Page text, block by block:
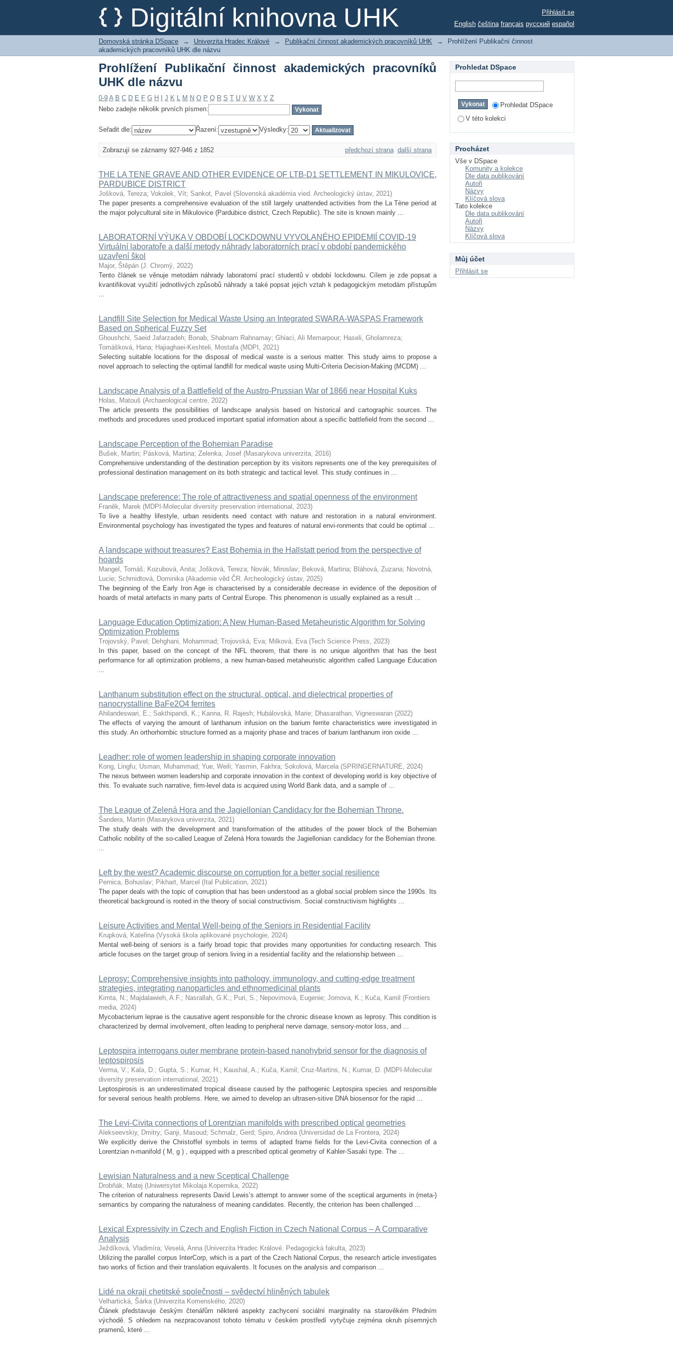
Digitální knihovna UHK
Prohlížení Publikační činnost akademických pracovníků UHK dle názvu
Přihlásit se
English čeština français русский español
Domovská stránka DSpace → Univerzita Hradec Králové → Publikační činnost akademických pracovníků UHK →
Prohlížení Publikační činnost
akademických pracovníků UHK dle názvu
Prohlížení Publikační činnost akademických pracovníků
UHK dle názvu
0-9 A B C D E F G H J K L M N O P Q R S T U V W X Y Z
Nebo zadejte několik prvních písmen:
Seřadit dle: Řazení: Výsledky:
Zobrazují se záznamy 927-946 z 1852 předchozí strana další strana
THE LA TENE GRAVE AND OTHER EVIDENCE OF LTB-D1 SETTLEMENT IN MIKULOVICE,
PARDUBICE DISTRICT
Jošková, Tereza; Vokolek, Vít; Sankot, Pavel (Slovenská akadémia vied. Archeologický ústav, 2021)
The paper presents a comprehensive evaluation of the still largely unattended activities from the La Tène period at
the major polycultural site in Mikulovice (Pardubice district, Czech Republic). The site is known mainly ...
LABORATORNÍ VÝUKA V OBDOBÍ LOCKDOWNU VYVOLANÉHO EPIDEMIÍ COVID-19
Virtuální laboratoře a další metody náhrady laboratorních prací v období pandemického
uzavření škol
Major, Štěpán (J. Chromý, 2022)
Tento článek se věnuje metodám náhrady laboratorní prací studentů v období lockdownu. Cílem je zde popsat a
kvantifikovat využití jednotlivých způsobů náhrady a také popsat jejich vztah k pedagogickým metodám přístupům
...
Landfill Site Selection for Medical Waste Using an Integrated SWARA-WASPAS Framework
Based on Spherical Fuzzy Set
Ghoushchi, Saeid Jafarzadeh; Bonab, Shabnam Rahnamay; Ghiaci, Ali Memarpour; Haseli, Gholamreza;
Tomášková, Hana; Hajiaghaei-Keshteli, Mostafa (MDPI , 2021)
Selecting suitable locations for the disposal of medical waste is a serious matter. This study aims to propose a
novel approach to selecting the optimal landfill for medical waste using Multi-Criteria Decision-Making (MCDM) ...
Landscape Analysis of a Battlefield of the Austro-Prussian War of 1866 near Hospital Kuks
Holas, Matouš (Archaeological centre, 2022)
The article presents the possibilities of landscape analysis based on historical and cartographic sources. The
methods and procedures used produced important spatial information about a specific battlefield from the second ...
Landscape Perception of the Bohemian Paradise
Bušek, Martin; Pásková, Martina; Zelenka, Josef (Masarykova univerzita, 2016)
Comprehensive understanding of the destination perception by its visitors represents one of the key prerequisites of
professional destination management on its both strategic and tactical level. This study continues in ...
Landscape preference: The role of attractiveness and spatial openness of the environment
Franěk, Marek (MDPI-Molecular diversity preservation international , 2023)
To live a healthy lifestyle, urban residents need contact with nature and restoration in a natural environment.
Environmental psychology has investigated the types and features of natural envi-ronments that could be optimal ...
A landscape without treasures? East Bohemia in the Hallstatt period from the perspective of
hoards
Mangel, Tomáš; Kozubová, Anita; Jošková, Tereza; Novák, Miroslav; Beková, Martina; Bláhová, Zuzana; Novotná,
Lucie; Schmidtová, Dominika (Akademie věd ČR. Archeologický ústav, 2025)
The beginning of the Early Iron Age is characterised by a considerable decrease in evidence of the deposition of
hoards of metal artefacts in many parts of Central Europe. This phenomenon is usually explained as a result ...
Language Education Optimization: A New Human-Based Metaheuristic Algorithm for Solving
Optimization Problems
Trojovský, Pavel ; Dehghani, Mohammad; Trojovská, Eva; Milková, Eva (Tech Science Press, 2023)
In this paper, based on the concept of the NFL theorem, that there is no unique algorithm that has the best
performance for all optimization problems, a new human-based metaheuristic algorithm called Language Education
...
Lanthanum substitution effect on the structural, optical, and dielectrical properties of
nanocrystalline BaFe2O4 ferrites
Ahilandeswari, E.; Sakthipandi, K.; Kanna, R. Rajesh; Hubálovská, Marie; Dhasarathan, Vigneswaran (2022)
The effects of varying the amount of lanthanum infusion on the barium ferrite characteristics were investigated in
this study. An orthorhombic structure formed as a majority phase and traces of barium lanthanum iron oxide ...
Leadher: role of women leadership in shaping corporate innovation
Kong, Lingfu; Usman, Muhammad; Yue, Weili; Yasmin, Fakhra; Sokolová, Marcela (SPRINGERNATURE, 2024)
The nexus between women leadership and corporate innovation in the context of developing world is key objective of
this. To evaluate such narrative, firm-level data is acquired using World Bank data, and a sample of ...
The League of Zelená Hora and the Jagiellonian Candidacy for the Bohemian Throne.
Šandera, Martin (Masarykova univerzita, 2021)
The study deals with the development and transformation of the attitudes of the power block of the Bohemian
Catholic nobility of the so-called League of Zelená Hora towards the Jagiellonian candidacy for the Bohemian throne.
...
Left by the west? Academic discourse on corruption for a better social resilience
Pernica, Bohuslav; Pikhart, Marcel ( Ital Publication, 2021)
The paper deals with the topic of corruption that has been understood as a global social problem since the 1990s. Its
theoretical background is rooted in the theory of social constructivism. Social constructivism highlights ...
Leisure Activities and Mental Well-being of the Seniors in Residential Facility
Krupková, Kateřina (Vysoká škola aplikované psychologie, 2024)
Mental well-being of seniors is a fairly broad topic that provides many opportunities for conducting research. This
article focuses on the target group of seniors living in a residential facility and the relationship between ...
Leprosy: Comprehensive insights into pathology, immunology, and cutting-edge treatment
strategies, integrating nanoparticles and ethnomedicinal plants
Kimta, N.; Majdalawieh, A.F.; Nasrallah, G.K.; Puri, S.; Nepovimová, Eugenie; Jomova, K.; Kuča, Kamil (Frontiers
media, 2024)
Mycobacterium leprae is the causative agent responsible for the chronic disease known as leprosy. This condition is
characterized by dermal involvement, often leading to peripheral nerve damage, sensory-motor loss, and ...
Leptospira interrogans outer membrane protein-based nanohybrid sensor for the diagnosis of
leptospirosis
Verma, V.; Kala, D.; Gupta, S.; Kumar, H.; Kaushal, A.; Kuča, Kamil ; Cruz-Martins, N.; Kumar, D. (MDPI-Molecular
diversity preservation international , 2021)
Leptospirosis is an underestimated tropical disease caused by the pathogenic Leptospira species and responsible
for several serious health problems. Here, we aimed to develop an ultrasen-sitive DNA biosensor for the rapid ...
The Levi-Civita connections of Lorentzian manifolds with prescribed optical geometries
Alekseevskiy, Dmitry; Ganji, Masoud; Schmalz, Gerd; Spiro, Andrea (Universidad de La Frontera, 2024)
We explicitly derive the Christoffel symbols in terms of adapted frame fields for the Levi-Civita connection of a
Lorentzian n-manifold ( M, g ) , equipped with a prescribed optical geometry of Kahler-Sasaki type. The ...
Lewisian Naturalness and a new Sceptical Challenge
Drobňák, Matej (Uniwersytet Mikolaja Kopernika, 2022)
The criterion of naturalness represents David Lewis’s attempt to answer some of the sceptical arguments in (meta-)
semantics by comparing the naturalness of meaning candidates. Recently, the criterion has been challenged ...
Lexical Expressivity in Czech and English Fiction in Czech National Corpus – A Comparative
Analysis
Ježdíková, Vladimíra; Veselá, Anna (Univerzita Hradec Králové. Pedagogická fakulta, 2023)
Utilizing the parallel corpus InterCorp, which is a part of the Czech National Corpus, the research article investigates
two works of fiction and their translation equivalents. It focuses on the analysis and comparison ...
Lidé na okraji chetitské společnosti – svědectví hliněných tabulek
Velhartická, Šárka (Univerzita Komenského, 2020)
Článek představuje českým čtenářům některé aspekty zachycení sociální marginality na starověkém Předním
východě. S ohledem na nezpracovanost tohoto tématu v českém prostředí vytyčuje zejména okruh písemných
pramenů, které ...
Prohledat DSpace
Prohledat DSpace
V této kolekci
Procházet
Vše v DSpace
Komunity a kolekce
Dle data publikování
Autoři
Názvy
Klíčová slova
Tato kolekce
Dle data publikování
Autoři
Názvy
Klíčová slova
Můj účet
Přihlásit se